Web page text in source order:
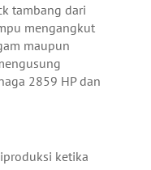
tambang dari
mengangkut
maupun
2859 HP dan
ketika